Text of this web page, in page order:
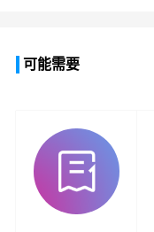
可能需要